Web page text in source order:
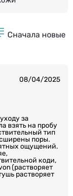
Сначала новые
08/04/2025
за
взять на пробу
тип
поры.
ощущений.
коди,
(растворяет
растворяет